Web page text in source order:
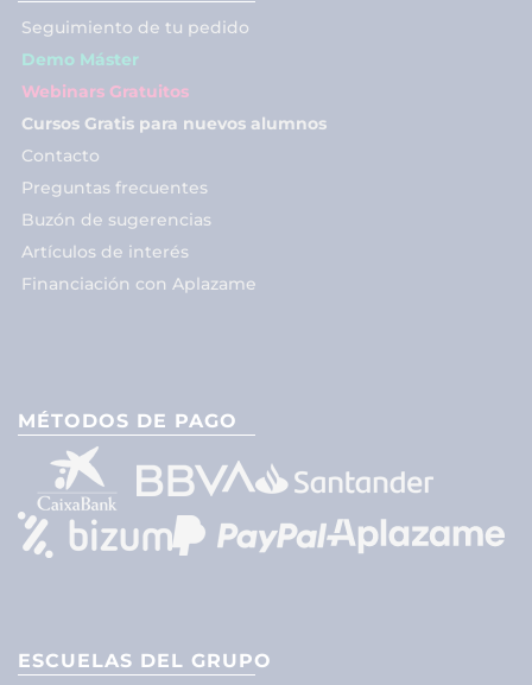
Seguimiento de tu pedido
Demo Máster
Webinars Gratuitos
Cursos Gratis para nuevos alumnos
Contacto
Preguntas frecuentes
Buzón de sugerencias
Artículos de interés
Financiación con Aplazame
MÉTODOS DE PAGO
ESCUELAS DEL GRUPO